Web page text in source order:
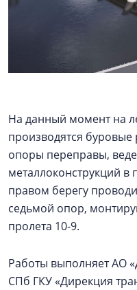
На данный момент на
производятся
опоры переправы,
металлоконструкций в
правом берегу
седьмой опор,
пролета 10-9.
Работы выполняет АО
СПб ГКУ «Дирекция